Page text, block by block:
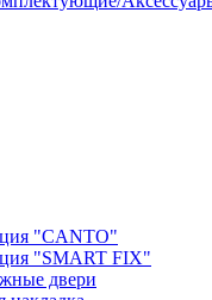
"CANTO"
"SMART FIX"
двери